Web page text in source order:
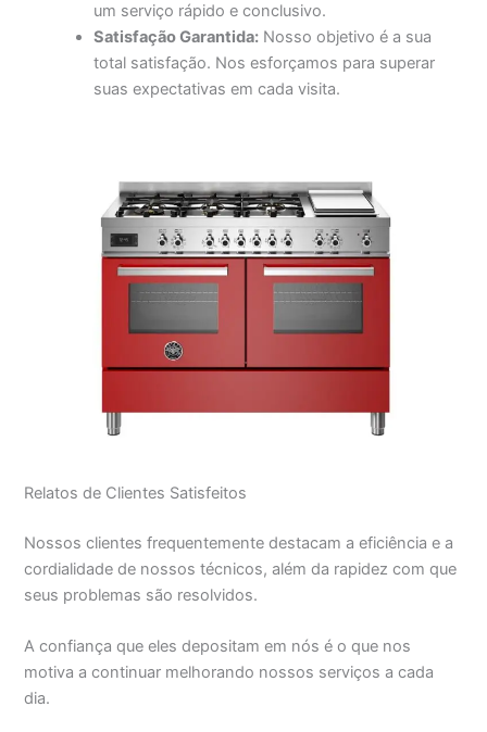
um serviço rápido e conclusivo.
Satisfação Garantida: Nosso objetivo é a sua
total satisfação. Nos esforçamos para superar
suas expectativas em cada visita.
Relatos de Clientes Satisfeitos
Nossos clientes frequentemente destacam a eficiência e a
cordialidade de nossos técnicos, além da rapidez com que
seus problemas são resolvidos.
A confiança que eles depositam em nós é o que nos
motiva a continuar melhorando nossos serviços a cada
dia.